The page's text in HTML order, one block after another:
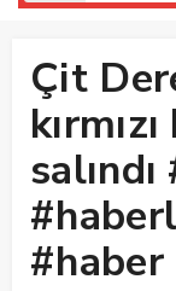
Çit
#haber